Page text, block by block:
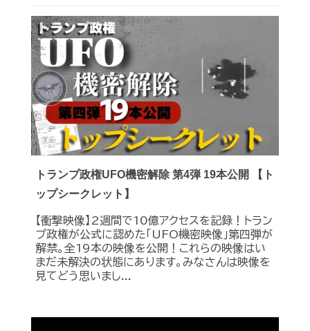
トランプ政権UFO機密解除 第4弾 19本公開 【ト
ップシークレット】
【衝撃映像】2週間で10億アクセスを記録！トラン
プ政権が公式に認めた｢UFO機密映像｣第四弾が
解禁。全19本の映像を公開！これらの映像はい
まだ未解決の状態にあります。みなさんは映像を
見てどう思いまし...